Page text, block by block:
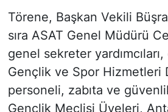
Törene, Başkan Vekili
sıra ASAT Genel Müdürü
genel sekreter
Gençlik ve Spor Hizmetleri
personeli, zabıta ve
Gençlik Meclisi Üyeleri,